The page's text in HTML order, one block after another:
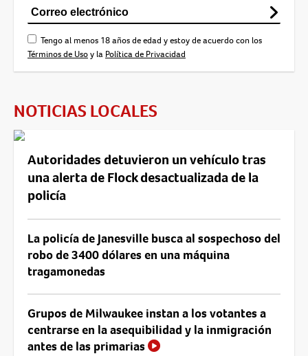
Tengo al menos 18 años de edad y estoy de acuerdo con los
Términos de Usoy la Política de Privacidad
NOTICIAS LOCALES
Autoridades detuvieron un vehículo tras
una alerta de Flock desactualizada de la
policía
La policía de Janesville busca al sospechoso del
robo de 3400 dólares en una máquina
tragamonedas
Grupos de Milwaukee instan a los votantes a
centrarse en la asequibilidad y la inmigración
antes de las primarias